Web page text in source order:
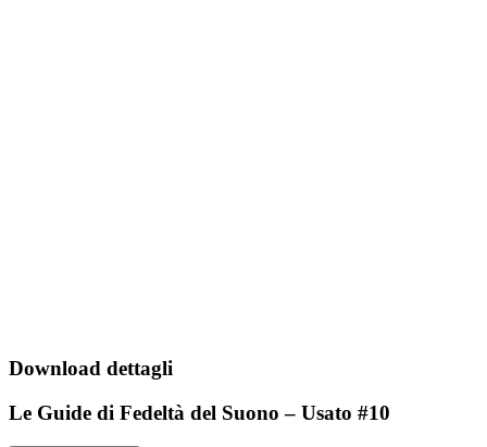
Download dettagli
Le Guide di Fedeltà del Suono – Usato #10